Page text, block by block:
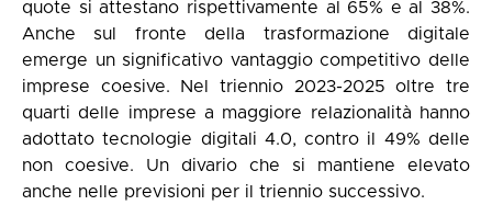
quote si attestano rispettivamente al 65% e al 38%.
Anche sul fronte della trasformazione digitale
emerge un significativo vantaggio competitivo delle
imprese coesive. Nel triennio 2023-2025 oltre tre
quarti delle imprese a maggiore relazionalità hanno
adottato tecnologie digitali 4.0, contro il 49% delle
non coesive. Un divario che si mantiene elevato
anche nelle previsioni per il triennio successivo.